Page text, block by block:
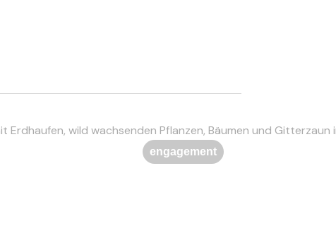
engagement